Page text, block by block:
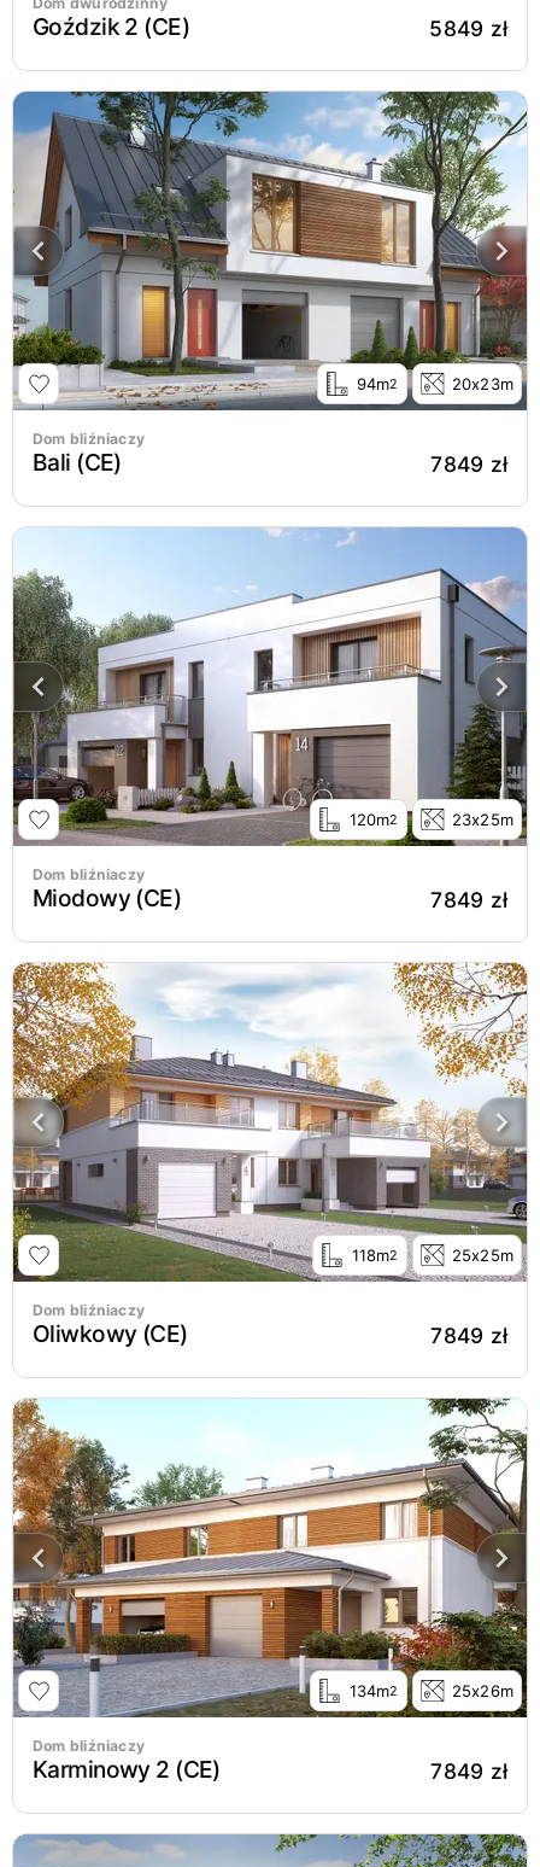
Goździk 2 (CE) 5849 zł
94m2 20x23m
Dom bliźniaczy
Bali (CE) 7849 zł
120m2 23x25m
Dom bliźniaczy
Miodowy (CE) 7849 zł
118m2 25x25m
Dom bliźniaczy
Oliwkowy (CE) 7849 zł
134m2 25x26m
Dom bliźniaczy
Karminowy 2 (CE) 7849 zł